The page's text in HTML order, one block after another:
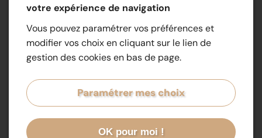
Bois agréable à travailler, pour l’extérieur il faut veiller à la finition
pour éviter les coulures de tanin.
Aubier : blanc et mince, bien différencié.
Duramen : jaune clair à brun, avec des cernes d’accroissement
assez larges et irrégulières. Semblable à celui du chêne mais
absence de maille sur les plateaux de quartier.
Bois très sujet à la piqûre avant abattage ainsi qu’à la roulure
votre expérience de navigation
Vous pouvez paramétrer vos préférences et
modifier vos choix en cliquant sur le lien de
gestion des cookies en bas de page.
Paramétrer mes choix
OK pour moi !